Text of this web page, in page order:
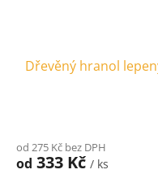
Dřevěný hranol
od 275 Kč bez DPH
od 333 Kč / ks